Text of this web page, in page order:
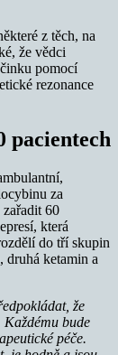
z těch, na
že vědci
pomocí
rezonance
pacientech
za
60
která
do tří skupin
druhá ketamin a
že
Každému bude
péče.